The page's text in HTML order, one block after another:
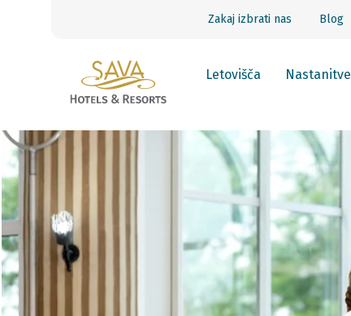
Zakaj izbrati nas Blog
Letovišča Nastanitve